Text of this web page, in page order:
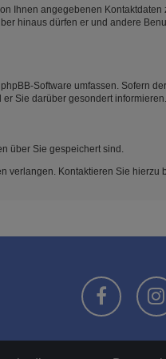
Ihnen angegebenen
hinaus dürfen er und andere
Software umfassen. Sofern
Sie darüber gesondert informieren.
über Sie gespeichert sind.
verlangen. Kontaktieren Sie hierzu